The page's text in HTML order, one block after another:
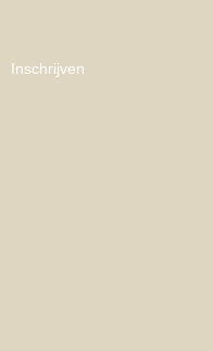
Inschrijven